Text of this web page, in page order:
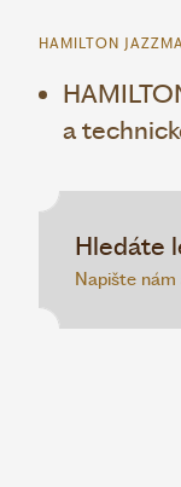
HAMILTON
a
Hledáte
Napište nám